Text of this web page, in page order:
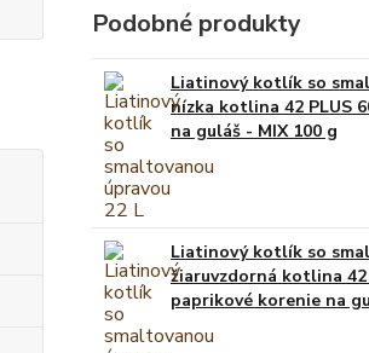
Podobné produkty
Liatinový kotlík so
nízka kotlina 42 PLUS
na guláš - MIX 100 g
Liatinový kotlík so
žiaruvzdorná kotlina 42
paprikové korenie na